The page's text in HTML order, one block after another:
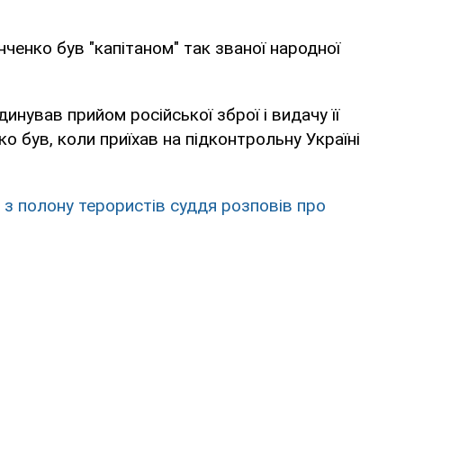
був "капітаном" так званої народної
прийом російської зброї і видачу її
коли приїхав на підконтрольну Україні
з полону терористів суддя розповів про